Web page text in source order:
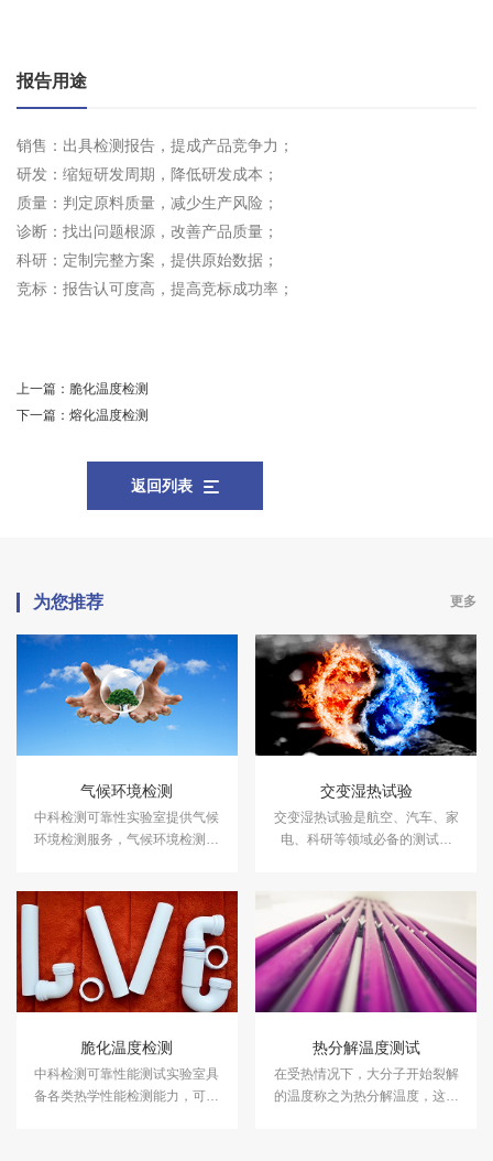
报告用途
销售：出具检测报告，提成产品竞争力；
研发：缩短研发周期，降低研发成本；
质量：判定原料质量，减少生产风险；
诊断：找出问题根源，改善产品质量；
科研：定制完整方案，提供原始数据；
竞标：报告认可度高，提高竞标成功率；
上一篇： 脆化温度检测
下一篇： 熔化温度检测
返回列表
为您推荐 更多
气候环境检测
中科检测可靠性实验室提供气候
环境检测服务，气候环境检测设
箱，温度冲击试验箱等，能满足
各种产品的气候环境检测需求。
交变湿热试验
交变湿热试验是航空、汽车、家
电、科研等领域必备的测试项
温、交变湿热度或恒定试验的温
度环境变化后的参数及性能。
脆化温度检测
中科检测可靠性能测试实验室具
备各类热学性能检测能力，可为
热分解温度测试
在受热情况下，大分子开始裂解
的温度称之为热分解温度，这是